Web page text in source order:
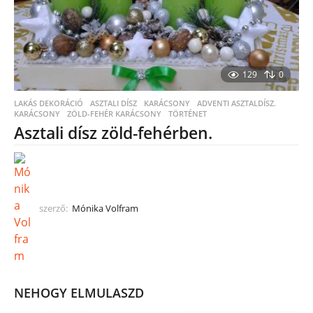
129 0
LAKÁS DEKORÁCIÓ ,ASZTALI DÍSZ ,KARÁCSONY ADVENTI ASZTALDÍSZ.
KARÁCSONY
,ZÖLD-FEHÉR KARÁCSONY ,TÖRTÉNET
Asztali dísz zöld-fehérben.
szerző: Mónika Volfram
NEHOGY ELMULASZD